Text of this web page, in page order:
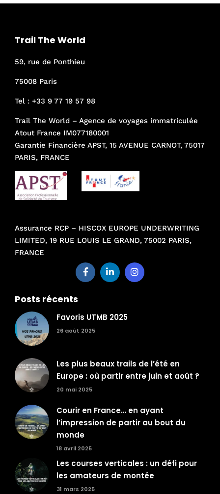
Trail The World
59, rue de Ponthieu
75008 Paris
Tel : +33 9 77 19 57 98
Trail The World – Agence de voyages immatriculée
Atout France IM077180001
Garantie Financière APST, 15 AVENUE CARNOT, 75017
PARIS, FRANCE
Assurance RCP – HISCOX EUROPE UNDERWRITING
LIMITED, 19 RUE LOUIS LE GRAND, 75002 PARIS,
FRANCE
Posts récents
Favoris UTMB 2025
26 août 2025
Les plus beaux trails de l’été en
Europe : où partir entre juin et août ?
20 mai 2025
Courir en France… en ayant
l’impression de partir au bout du
monde
18 avril 2025
Les courses verticales : un défi pour
les amateurs de montée
31 mars 2025